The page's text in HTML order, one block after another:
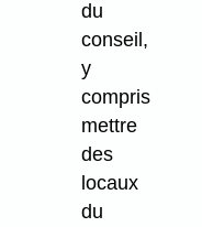
du
conseil,
y
compris
mettre
des
locaux
du